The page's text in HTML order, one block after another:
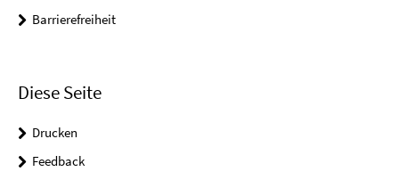
Barrierefreiheit
Diese Seite
Drucken
Feedback